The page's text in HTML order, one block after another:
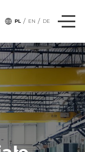
PL / EN / DE